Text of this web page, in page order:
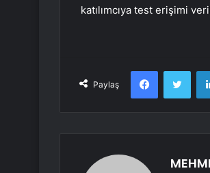
katılımcıya test erişimi
Paylaş
Facebook